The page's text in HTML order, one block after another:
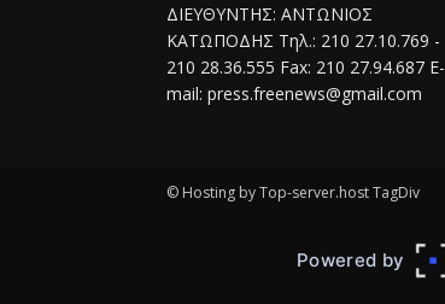
ΔΙΕΥΘΥΝΤΗΣ: ΑΝΤΩΝΙΟΣ
ΚΑΤΩΠΟΔΗΣ Τηλ.: 210 27.10.769 -
210 28.36.555 Fax: 210 27.94.687 E-
mail: press.freenews@gmail.com
© Hosting by Top-server.host TagDiv
Powered by